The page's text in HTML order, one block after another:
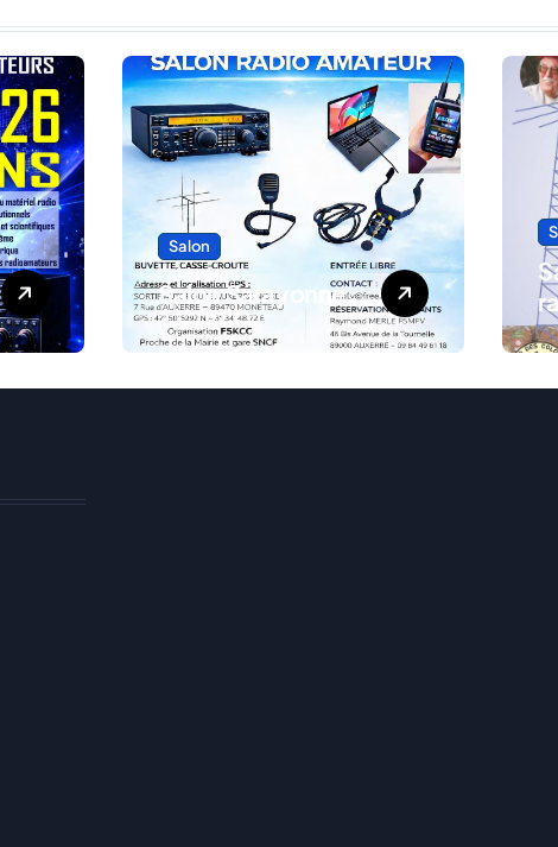
Salon
Salon Sarayonne